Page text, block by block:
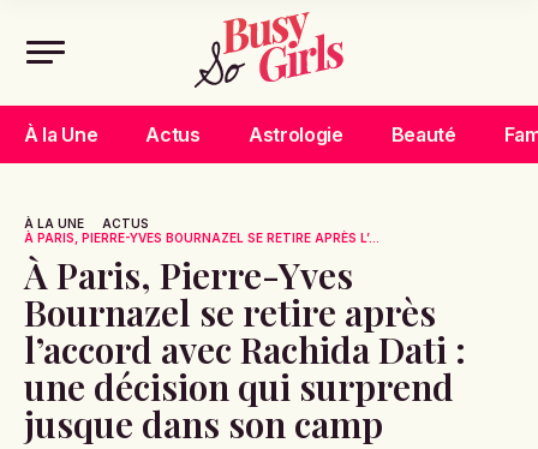
À la Une Actus Astrologie Beauté
À LA UNE
ACTUS
À PARIS, PIERRE-YVES BOURNAZEL SE RETIRE APRÈS L’...
À Paris, Pierre-Yves
Bournazel se retire après
l’accord avec Rachida Dati :
une décision qui surprend
jusque dans son camp